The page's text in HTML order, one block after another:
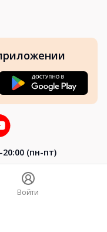
(пн-пт)
Войти